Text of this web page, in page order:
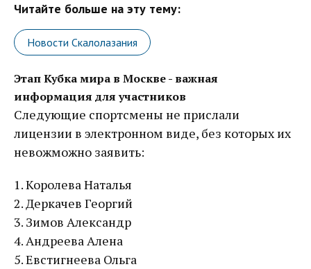
Читайте больше на эту тему:
Новости Скалолазания
Этап Кубка мира в Москве - важная
информация для участников
Следующие спортсмены не прислали
лицензии в электронном виде, без которых их
невожможно заявить:
1. Королева Наталья
2. Деркачев Георгий
3. Зимов Александр
4. Андреева Алена
5. Евстигнеева Ольга